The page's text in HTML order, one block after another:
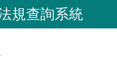
規查詢系統